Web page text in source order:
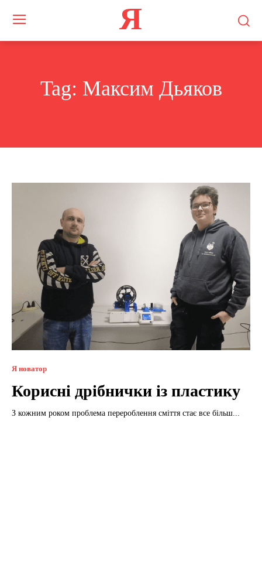
Я
Tag: Максим Дьяков
Я новатор
Корисні дрібнички із пластику
З кожним роком проблема перероблення сміття стає все більш...